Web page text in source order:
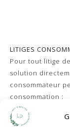
LITIGES
Pour tout litige
solution
consommateur
consommation :
- sur notre site
- par courrier: